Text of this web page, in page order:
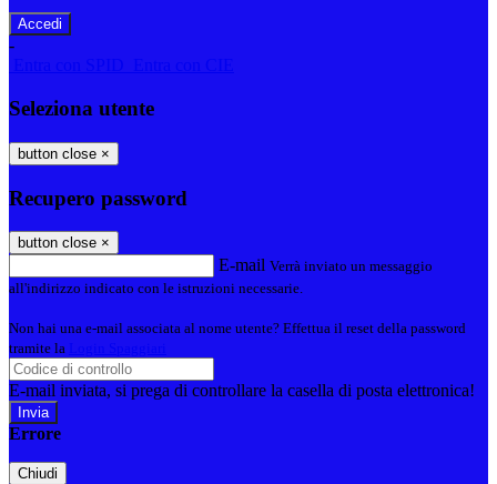
-
Seleziona utente
button close ×
Recupero password
button close ×
E-mail Verrà inviato un messaggio
all'indirizzo indicato con le istruzioni necessarie.
Non hai una e-mail associata al nome utente? Effettua il reset della password
tramite la
E-mail inviata, si prega di controllare la casella di posta elettronica!
Errore
Chiudi